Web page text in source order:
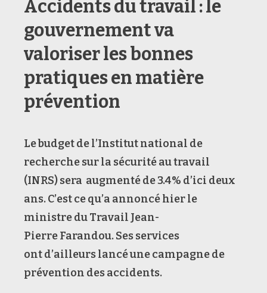
Accidents du travail : le
gouvernement va
valoriser les bonnes
pratiques en matière
prévention
Le budget de l’Institut national de
recherche sur la sécurité au travail
(INRS) sera augmenté de 3.4% d’ici deux
ans. C’est ce qu’a annoncé hier le
ministre du Travail Jean-
Pierre Farandou. Ses services
ont d’ailleurs lancé une campagne de
prévention des accidents.